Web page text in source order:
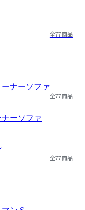
全77商品
全77商品
ーソファ
全77商品